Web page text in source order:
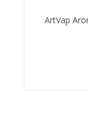
ArtVap